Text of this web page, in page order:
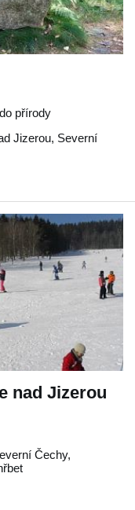
přírody
Jizerou, Severní
nad Jizerou
Čechy,